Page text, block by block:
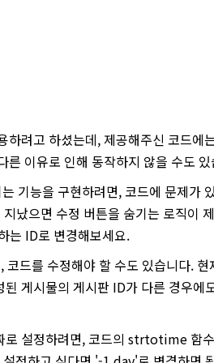
려고 하셨는데, 제공해주신 코드에
이유로 인해 동작하지 않을 수도
기능을 구현하려면, 코드에 문제가
났으면 수정 버튼을 숨기는 로직이
는 ID로 변경해보세요.
드를 수정해야 할 수도 있습니다.
게시물의 게시판 ID가 다른 경우에
로 설정하려면, 코드의 strtotime 함